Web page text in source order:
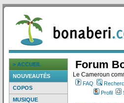
> ACCUEIL
NOUVEAUTÉS
COPOS
MUSIQUE
Forum
Le Cameroun
FAQ
Profil